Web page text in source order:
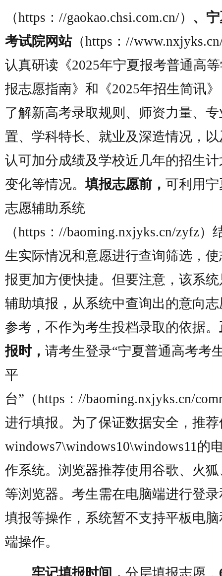
（https：//gaokao.chsi.com.cn/） 、
考试院网站（https：//
认真研读《2025年宁夏报考普通高
报志愿指南》和《2025年招生简讯
了解新高考录取规则、师资力量、
置、学科特长、就业及深造情况，
认可加分成绩及学校近几年的招生
变化等情况。填报志愿前， 可利用
志愿辅助系统
（https：//baoming.nxjyks.cn/zyfz）
生实际情况和意愿进行查询筛选，
报更加方便快捷。但要注意，该系
辅助填报，从系统中查询出的意向
参考，不作为考生投档录取的依据。
报时， 请考生登录“宁夏普通高考考
平
台”（https：//baoming.nxjyks.cn/
进行填报。为了保证数据安全，推
windows7\windows10\windows11的
作系统。浏览器推荐使用谷歌、火狐
等浏览器。考生需在电脑端进行登
填报等操作，系统暂不支持平板电
端操作。
牢记填报时间， 分层填报志愿，